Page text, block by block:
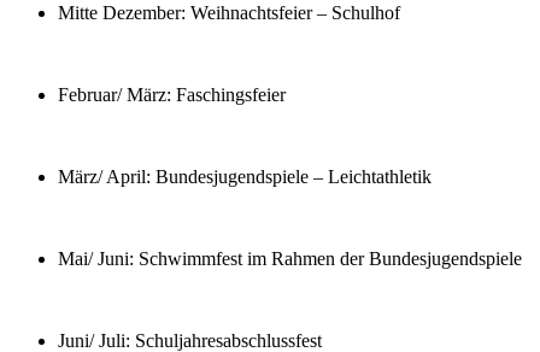
Mitte Dezember: Weihnachtsfeier – Schulhof
Februar/ März: Faschingsfeier
März/ April: Bundesjugendspiele – Leichtathletik
Mai/ Juni: Schwimmfest im Rahmen der Bundesjugendspiele
Juni/ Juli: Schuljahresabschlussfest